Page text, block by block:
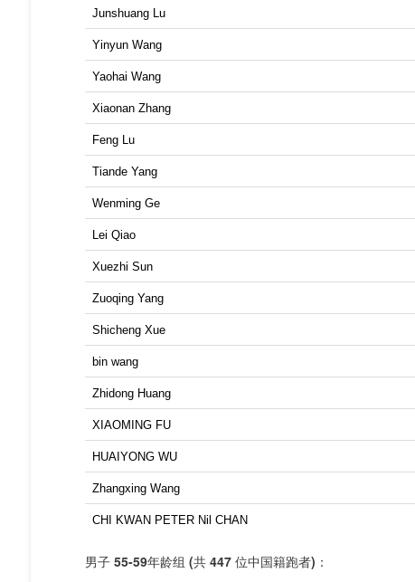
Junshuang Lu
Yinyun Wang
Yaohai Wang
Xiaonan Zhang
Feng Lu
Tiande Yang
Wenming Ge
Lei Qiao
Xuezhi Sun
Zuoqing Yang
Shicheng Xue
bin wang
Zhidong Huang
XIAOMING FU
HUAIYONG WU
Zhangxing Wang
CHI KWAN PETER Nil CHAN
男子55-59年龄组 (共447 位中国籍跑者)：